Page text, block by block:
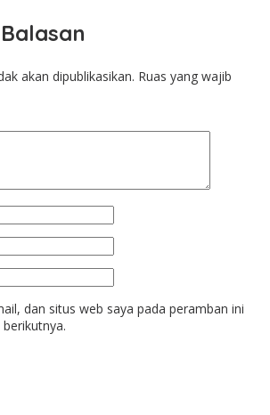
akan dipublikasikan. Ruas yang wajib
dan situs web saya pada peramban ini